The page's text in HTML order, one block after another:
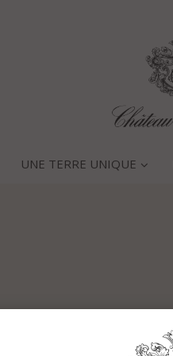
UNE TERRE UNIQUE